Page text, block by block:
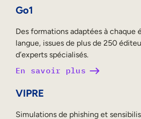
Go1
Des formations adaptées à chaque
langue, issues de plus de 250
d’experts spécialisés.
En savoir plus
VIPRE
Simulations de phishing et